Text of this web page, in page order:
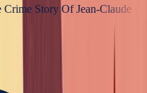
Story Of Jean-Claude